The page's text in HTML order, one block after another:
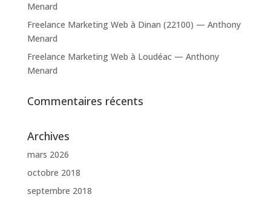
Menard
Freelance Marketing Web à Dinan (22100) — Anthony
Menard
Freelance Marketing Web à Loudéac — Anthony
Menard
Commentaires récents
Archives
mars 2026
octobre 2018
septembre 2018